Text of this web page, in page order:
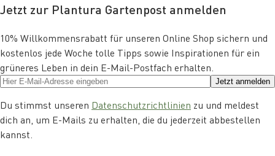
Jetzt zur Plantura Gartenpost anmelden
10% Willkommensrabatt für unseren Online Shop sichern und
kostenlos jede Woche tolle Tipps sowie Inspirationen für ein
grüneres Leben in dein E-Mail-Postfach erhalten.
Jetzt anmelden
Du stimmst unseren Datenschutzrichtlinien zu und meldest
dich an, um E-Mails zu erhalten, die du jederzeit abbestellen
kannst.